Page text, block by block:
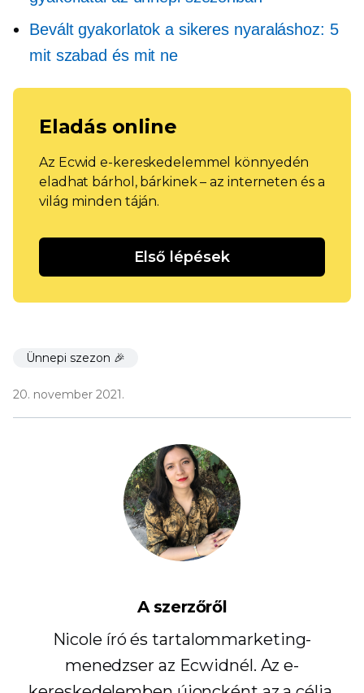
Bevált gyakorlatok a sikeres nyaraláshoz: 5
mit szabad és mit ne
Eladás online
Az Ecwid e-kereskedelemmel könnyedén
eladhat bárhol, bárkinek – az interneten és a
világ minden táján.
Első lépések
Ünnepi szezon 🎉
20. november 2021.
A szerzőről
Nicole író és tartalommarketing-
menedzser az Ecwidnél. Az e-